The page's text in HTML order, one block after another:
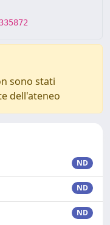
sono stati
dell'ateneo
ND
ND
ND